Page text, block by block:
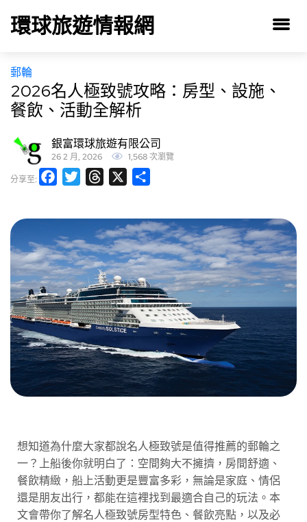
環球旅遊情報網
郵輪
2026名人極致號攻略：房型、設施、
餐飲、活動全解析
銀富環球旅遊有限公司
26 2 月, 2026 1,568 次瀏覽
分享至: FacebookTwitterThreads
想知道為什麼大家都說名人極致號是值得推薦的郵輪之
一？上船後你就明白了：空間夠大不擁擠，房間舒適、
餐飲精緻，船上活動更是豐富多彩，無論是家庭、情侶
還是朋友出行，都能在這裡找到最適合自己的玩法。本
文會帶你了解名人極致號房型特色、餐飲亮點，以及必